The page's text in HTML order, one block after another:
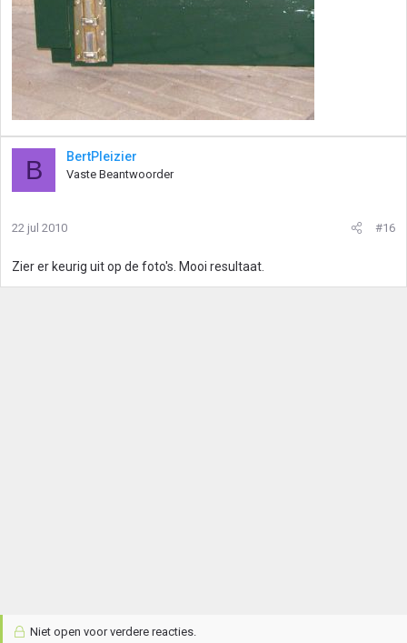
B BertPleizier
Vaste Beantwoorder
22 jul 2010 #16
Zier er keurig uit op de foto's. Mooi resultaat.
Niet open voor verdere reacties.